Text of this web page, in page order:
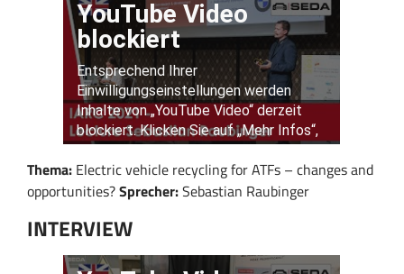
Thema: Electric vehicle recycling for ATFs – changes and
opportunities?Sprecher:Sebastian Raubinger
INTERVIEW